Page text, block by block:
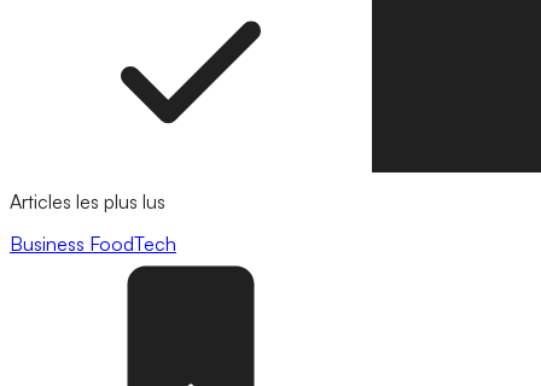
Articles les plus lus
Business FoodTech